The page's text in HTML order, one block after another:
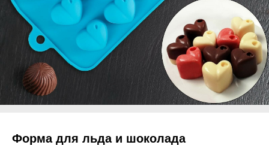
Форма для льда и шоколада